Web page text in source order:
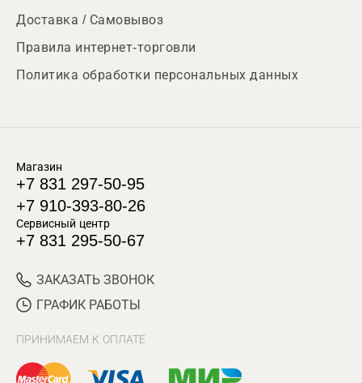
Доставка / Самовывоз
Правила интернет-торговли
Политика обработки персональных данных
Магазин
+7 831 297-50-95
+7 910-393-80-26
Сервисный центр
+7 831 295-50-67
ЗАКАЗАТЬ ЗВОНОК
ГРАФИК РАБОТЫ
ПРИНИМАЕМ К ОПЛАТЕ